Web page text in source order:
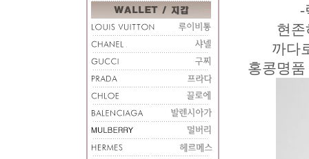
-
현
까다
홍콩명